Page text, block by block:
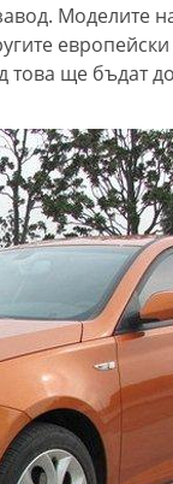
Моделите
европейски
ще бъдат